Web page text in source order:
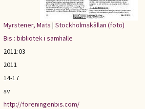
Myrstener, Mats | Stockholmskällan (foto)
Bis : bibliotek i samhälle
2011:03
2011
14-17
sv
http://foreningenbis.com/